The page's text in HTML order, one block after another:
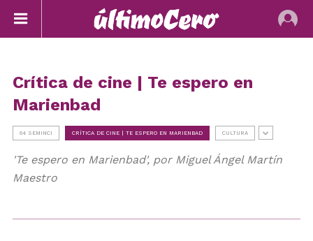
Crítica de cine | Te espero en
Marienbad
64 SEMINCI CRÍTICA DE CINE | TE ESPERO EN MARIENBAD CULTURA
'Te espero en Marienbad', por Miguel Ángel Martín
Maestro